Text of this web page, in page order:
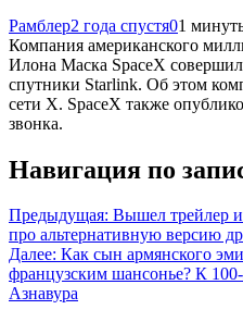
Рамблер2 года спустя01
Компания американского
Илона Маска SpaceX
спутники Starlink. Об этом
сети X. SpaceX также
звонка.
Навигация по
Предыдущая: Вышел трейлер
про альтернативную версию
Далее: Как сын армянского
французским шансонье? К
Азнавура